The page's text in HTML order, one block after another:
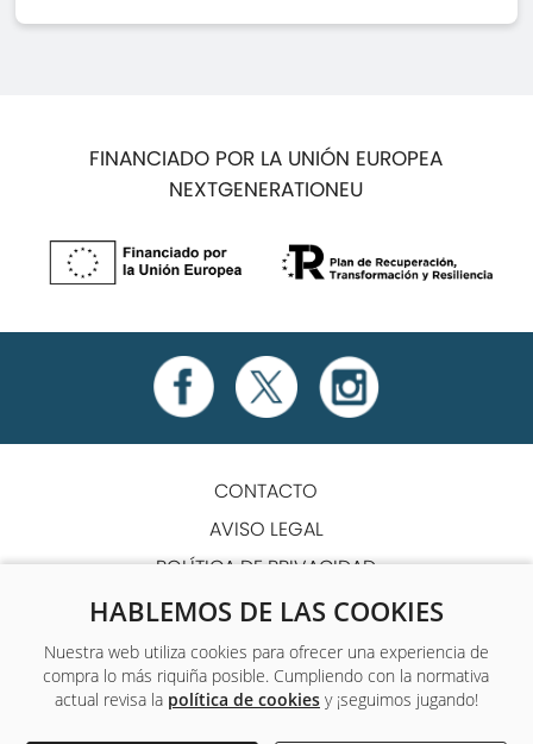
HABLEMOS DE LAS COOKIES
Nuestra web utiliza cookies para ofrecer una experiencia de
compra lo más riquiña posible. Cumpliendo con la normativa
actual revisa la política de cookiesy ¡seguimos jugando!
FINANCIADO POR LA UNIÓN EUROPEA
NEXTGENERATIONEU
CONTACTO
AVISO LEGAL
POLÍTICA DE PRIVACIDAD
POLÍTICA DE COOKIES
TÉRMINOS Y CONDICIONES
ACCESIBILIDAD